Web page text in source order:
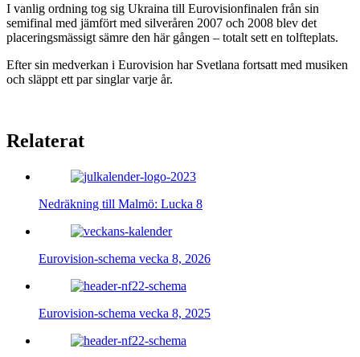
I vanlig ordning tog sig Ukraina till Eurovisionfinalen från sin
semifinal med jämfört med silveråren 2007 och 2008 blev det
placeringsmässigt sämre den här gången – totalt sett en tolfteplats.
Efter sin medverkan i Eurovision har Svetlana fortsatt med musiken
och släppt ett par singlar varje år.
Relaterat
Nedräkning till Malmö: Lucka 8
Eurovision-schema vecka 8, 2026
Eurovision-schema vecka 8, 2025